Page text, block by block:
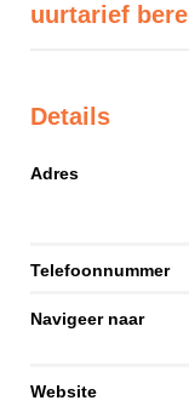
uurtarief
Details
Adres
Telefoonnummer
Navigeer naar
Website